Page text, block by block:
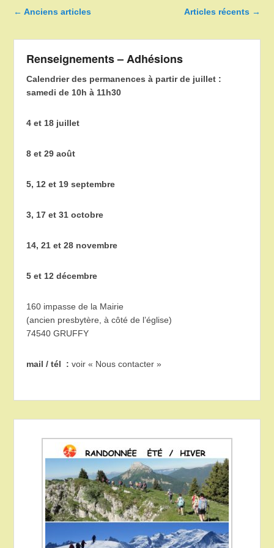
Navigation dans les articles
← Anciens articles Articles récents →
Renseignements – Adhésions
Calendrier des permanences à partir de juillet :
samedi de 10h à 11h30
4 et 18 juillet
8 et 29 août
5, 12 et 19 septembre
3, 17 et 31 octobre
14, 21 et 28 novembre
5 et 12 décembre
160 impasse de la Mairie
(ancien presbytère, à côté de l’église)
74540 GRUFFY
mail / tél :voir « Nous contacter »